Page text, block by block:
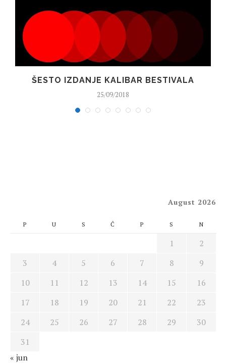
ŠESTO IZDANJE KALIBAR BESTIVALA
25/09/2018
August 2026
P U S Č P S N
1
2
3
4 5 6 7 8
9
10
11 12 13 14 15
16
17
18 19 20 21 22
23
24
25 26 27 28 29
30
31
« jun